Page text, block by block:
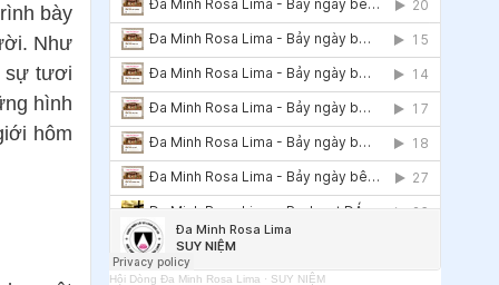
bày
Như
sự tươi
hình
hôm
20.Giáo lý của Đức Thánh Cha về
Công đồng Vaticano II - Bài 1: Công
đồng Vaticanô II là lời mời gọi trở nên
chứng nhân can đảm của công lý và
hòa bình
Hội Dòng Đa Minh Rosa Lima · SUY NIỆM